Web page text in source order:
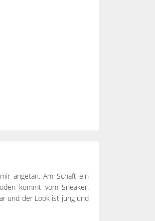
angetan. Am Schaft ein
kommt vom Sneaker.
und der Look ist jung und